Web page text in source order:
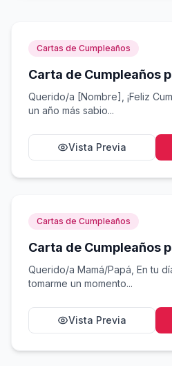
Cartas de Cumpleaños
Carta de Cumpleaños
Querido/a [Nombre], ¡Feliz
un año más sabio...
Vista Previa
Cartas de Cumpleaños
Carta de Cumpleaños
Querido/a Mamá/Papá, En tu
tomarme un momento...
Vista Previa